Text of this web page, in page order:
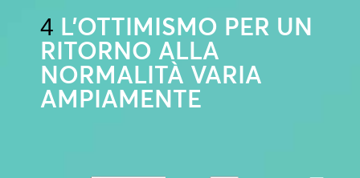
4 L’OTTIMISMO PER UN
RITORNO ALLA
NORMALITÀ VARIA
AMPIAMENTE